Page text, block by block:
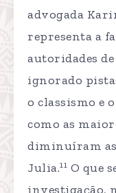
advogada
representa a
autoridades
ignorado
o classismo e
como as
diminuíram
Julia.11 O que
investigação,